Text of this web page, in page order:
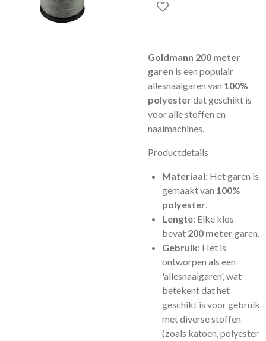
Goldmann 200 meter
garen is een populair
allesnaaigaren van 100%
polyesterdat geschikt is
voor alle stoffen en
naaimachines.
Productdetails
Materiaal: Het garen is
gemaakt van 100%
polyester.
Lengte: Elke klos
bevat 200 metergaren.
Gebruik: Het is
ontworpen als een
'allesnaaigaren', wat
betekent dat het
geschikt is voor gebruik
met diverse stoffen
(zoals katoen, polyester